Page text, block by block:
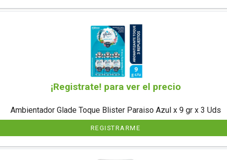
¡Registrate! para ver el precio
Ambientador Glade Toque Blister Paraiso Azul x 9 gr x 3 Uds
REGISTRARME